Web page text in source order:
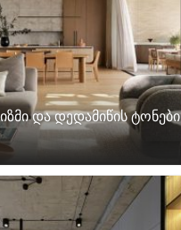
და დედამიწის ტონები